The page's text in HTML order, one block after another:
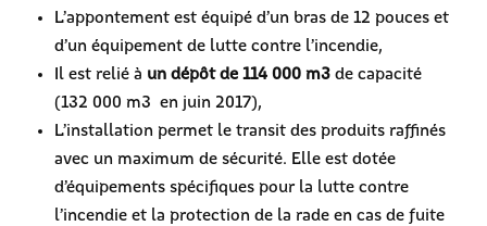
L’appontement est équipé d’un bras de 12 pouces et
d’un équipement de lutte contre l’incendie,
Il est relié à un dépôt de 114 000 m3de capacité
(132 000 m3 en juin 2017),
L’installation permet le transit des produits raffinés
avec un maximum de sécurité. Elle est dotée
d’équipements spécifiques pour la lutte contre
l’incendie et la protection de la rade en cas de fuite